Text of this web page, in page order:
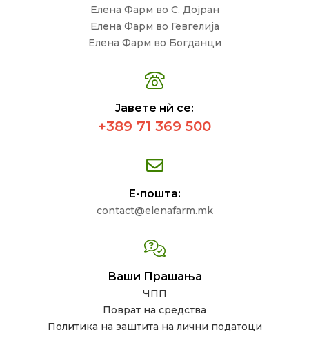
Елена Фарм во С. Дојран
Елена Фарм во Гевгелија
Елена Фарм во Богданци
Јавете нѝ се:
+389 71 369 500
Е-пошта:
contact@elenafarm.mk
Ваши Прашања
ЧПП
Поврат на средства
Политика на заштита на лични податоци